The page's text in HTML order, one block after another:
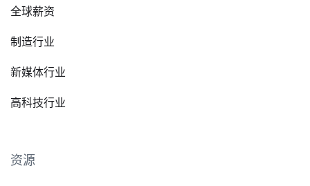
全球薪资
制造行业
新媒体行业
高科技行业
资源